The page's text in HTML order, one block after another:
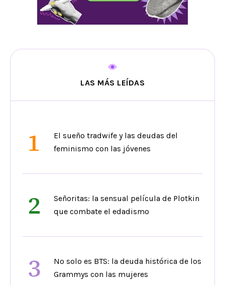
LAS MÁS LEÍDAS
1
El sueño tradwife y las deudas del
feminismo con las jóvenes
2
Señoritas: la sensual película de Plotkin
que combate el edadismo
3
No solo es BTS: la deuda histórica de los
Grammys con las mujeres